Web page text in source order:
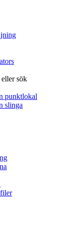
sök
punktlokal
slinga